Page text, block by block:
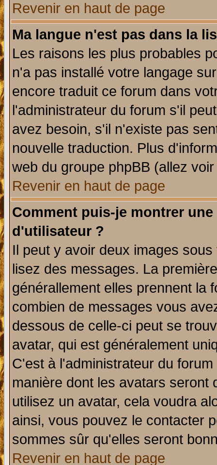
Revenir en haut de page
Ma langue n'est pas dans la
Les raisons les plus probables
n'a pas installé votre langage
encore traduit ce forum dans
l'administrateur du forum s'il
avez besoin, s'il n'existe pas
nouvelle traduction. Plus
web du groupe phpBB (allez
Revenir en haut de page
Comment puis-je montrer
d'utilisateur ?
Il peut y avoir deux images
lisez des messages. La
générallement elles prennent la
combien de messages vous
dessous de celle-ci peut se
avatar, qui est généralement
C'est à l'administrateur du
manière dont les avatars seront
utilisez un avatar, cela voudra
ainsi, vous pouvez le contacter
sommes sûr qu'elles seront
Revenir en haut de page